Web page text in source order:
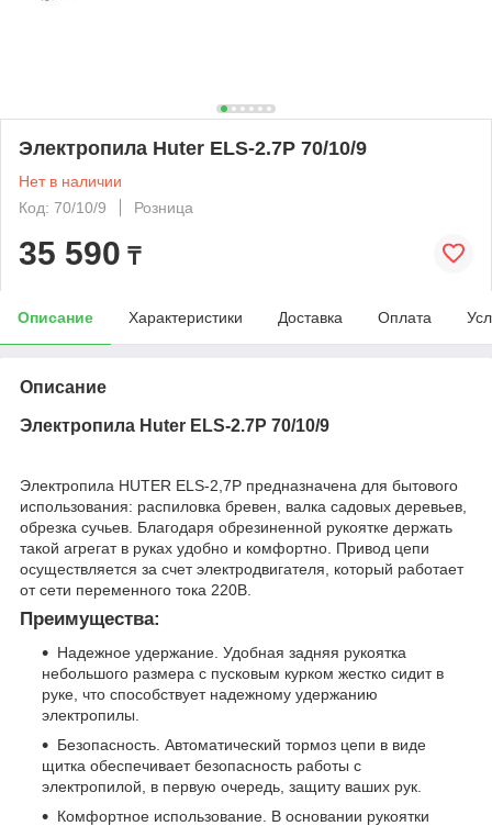
Электропила Huter ELS-2.7P 70/10/9
Нет в наличии
Код: 70/10/9
Розница
35 590 ₸
Описание Характеристики Доставка Оплата
Описание
Электропила Huter ELS-2.7P 70/10/9
Электропила HUTER ELS-2,7P предназначена для бытового
использования: распиловка бревен, валка садовых деревьев,
обрезка сучьев. Благодаря обрезиненной рукоятке держать
такой агрегат в руках удобно и комфортно. Привод цепи
осуществляется за счет электродвигателя, который работает
от сети переменного тока 220В.
Преимущества:
Надежное удержание. Удобная задняя рукоятка
небольшого размера с пусковым курком жестко сидит в
руке, что способствует надежному удержанию
электропилы.
Безопасность. Автоматический тормоз цепи в виде
щитка обеспечивает безопасность работы с
электропилой, в первую очередь, защиту ваших рук.
Комфортное использование. В основании рукоятки